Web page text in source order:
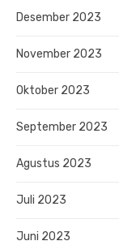
Desember 2023
November 2023
Oktober 2023
September 2023
Agustus 2023
Juli 2023
Juni 2023